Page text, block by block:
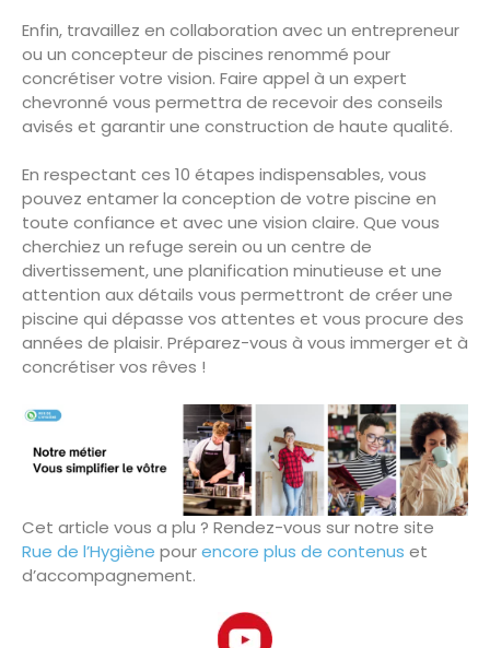
Enfin, travaillez en collaboration avec un entrepreneur
ou un concepteur de piscines renommé pour
concrétiser votre vision. Faire appel à un expert
chevronné vous permettra de recevoir des conseils
avisés et garantir une construction de haute qualité.
En respectant ces 10 étapes indispensables, vous
pouvez entamer la conception de votre piscine en
toute confiance et avec une vision claire. Que vous
cherchiez un refuge serein ou un centre de
divertissement, une planification minutieuse et une
attention aux détails vous permettront de créer une
piscine qui dépasse vos attentes et vous procure des
années de plaisir. Préparez-vous à vous immerger et à
concrétiser vos rêves !
Cet article vous a plu ? Rendez-vous sur notre site
Rue de l’Hygiène pourencore plus de contenus et
d’accompagnement.